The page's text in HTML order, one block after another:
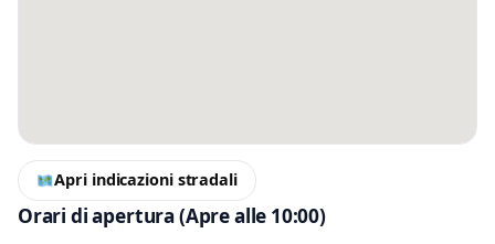
Apri indicazioni stradali
Orari di apertura(Apre alle 10:00)